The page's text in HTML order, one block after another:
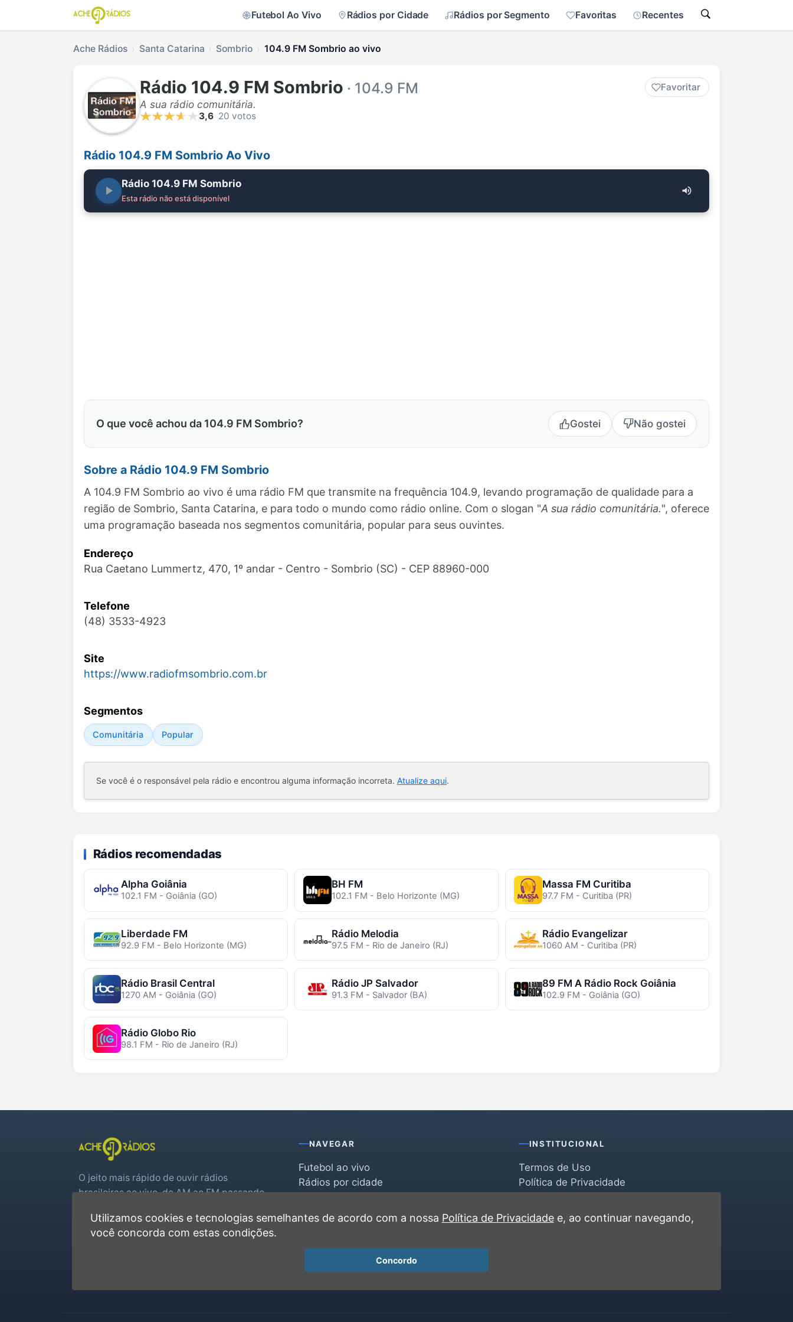
Futebol Ao Vivo Rádios por Cidade Rádios por Segmento Favoritas Recentes
Ache Rádios Santa Catarina Sombrio 104.9 FM Sombrio ao vivo
Rádio 104.9 FM Sombrio · 104.9 FM
A sua rádio comunitária.
Favoritar
3,6 20 votos
Rádio 104.9 FM Sombrio Ao Vivo
Rádio 104.9 FM Sombrio
Esta rádio não está disponível
O que você achou da 104.9 FM Sombrio? Gostei Não gostei
Sobre a Rádio 104.9 FM Sombrio
A 104.9 FM Sombrio ao vivo é uma rádio FM que transmite na frequência 104.9, levando programação de qualidade para a
região de Sombrio, Santa Catarina, e para todo o mundo como rádio online. Com o slogan "A sua rádio comunitária.", oferece
uma programação baseada nos segmentos comunitária, popular para seus ouvintes.
Endereço
Rua Caetano Lummertz, 470, 1º andar - Centro - Sombrio (SC) - CEP 88960-000
Telefone
(48) 3533-4923
Site
https://www.radiofmsombrio.com.br
Segmentos
Comunitária Popular
Se você é o responsável pela rádio e encontrou alguma informação incorreta. Atualize aqui.
Rádios recomendadas
Alpha Goiânia
102.1 FM - Goiânia (GO)
BH FM
102.1 FM - Belo Horizonte (MG)
Massa FM Curitiba
97.7 FM - Curitiba (PR)
Liberdade FM
92.9 FM - Belo Horizonte (MG)
Rádio Melodia
97.5 FM - Rio de Janeiro (RJ)
Rádio Evangelizar
1060 AM - Curitiba (PR)
Rádio Brasil Central
1270 AM - Goiânia (GO)
Rádio JP Salvador
91.3 FM - Salvador (BA)
89 FM A Rádio Rock Goiânia
102.9 FM - Goiânia (GO)
Rádio Globo Rio
98.1 FM - Rio de Janeiro (RJ)
O jeito mais rápido de ouvir rádios
brasileiras ao vivo, do AM ao FM passando
real.
NAVEGAR
Futebol ao vivo
Rádios por cidade
Favoritas
INSTITUCIONAL
Termos de Uso
Política de Privacidade
Contato
Utilizamos cookies e tecnologias semelhantes de acordo com a nossa Política de Privacidadee, ao continuar navegando,
você concorda com estas condições.
Concordo